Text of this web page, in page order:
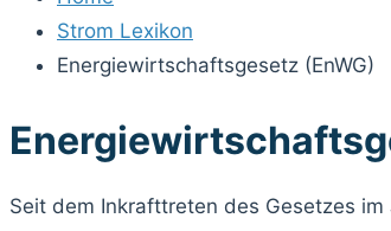
Strom Lexikon
Energiewirtschaftsgesetz (EnWG)
Seit dem Inkrafttreten des Gesetzes